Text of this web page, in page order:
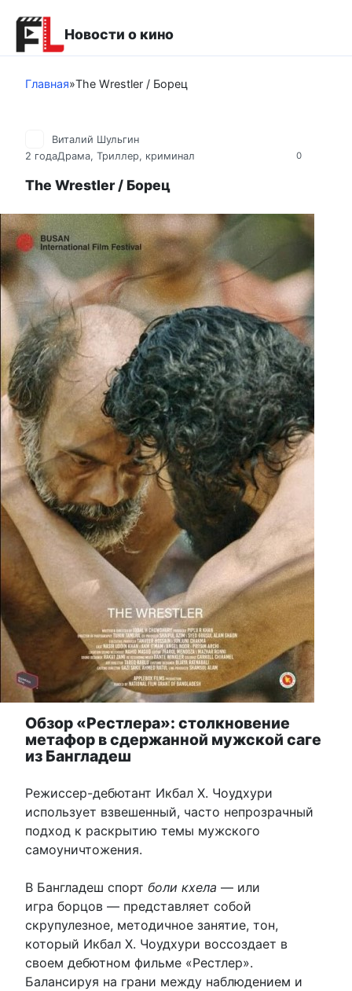
контенту
Новости о кино
Главная»The Wrestler / Борец
0
Виталий Шульгин
2 годаДрама, Триллер, криминал
The Wrestler / Борец
Обзор «Рестлера»: столкновение
метафор в сдержанной мужской саге
из Бангладеш
Режиссер-дебютант Икбал Х. Чоудхури
использует взвешенный, часто непрозрачный
подход к раскрытию темы мужского
самоуничтожения.
В Бангладеш спорт боли кхела — или
игра борцов — представляет собой
скрупулезное, методичное занятие, тон,
который Икбал Х. Чоудхури воссоздает в
своем дебютном фильме «Рестлер».
Балансируя на грани между наблюдением и